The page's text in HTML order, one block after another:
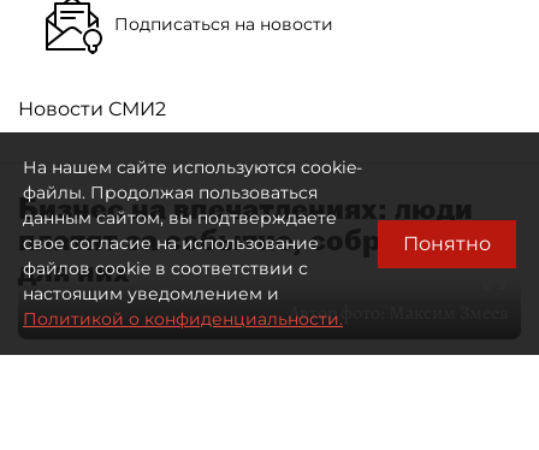
Подписаться на новости
Новости СМИ2
Бизнес на впечатлениях: люди
платят за событие, собранное
для них
Автор фото:
На нашем сайте используются cookie-
файлы. Продолжая пользоваться
данным сайтом, вы подтверждаете
свое согласие на использование
файлов cookie в соответствии с
настоящим уведомлением и
Политикой о конфиденциальности.
Понятно